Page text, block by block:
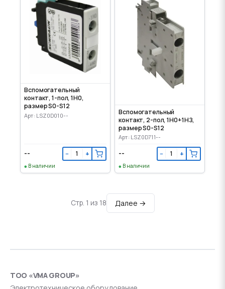
Вспомогательный
контакт, 1-пол, 1Н0,
размер S0-S12
Арт: LSZ0D010--
-- − +
В наличии
Вспомогательный
контакт, 2-пол, 1Н0+1НЗ,
размер S0-S12
Арт: LSZ0D711--
-- − +
В наличии
Стр. 1 из 18 Далее →
ТОО «VMA GROUP»